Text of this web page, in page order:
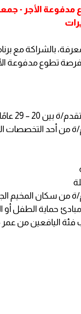
الأجر -
بالشراكة مع
تطوع مدفوعة